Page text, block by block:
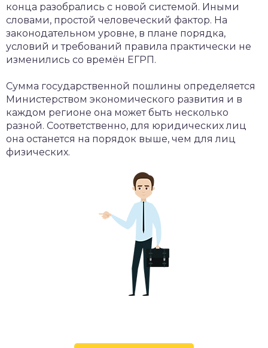
конца разобрались с новой системой. Иными
словами, простой человеческий фактор. На
законодательном уровне, в плане порядка,
условий и требований правила практически не
изменились со времён ЕГРП.
Сумма государственной пошлины определяется
Министерством экономического развития и в
каждом регионе она может быть несколько
разной. Соответственно, для юридических лиц
она останется на порядок выше, чем для лиц
физических.